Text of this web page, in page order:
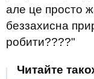
але це просто
беззахисна
робити????"
Читайте